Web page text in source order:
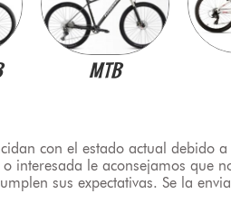
MTB
con el estado actual
interesada le aconsejamos que
sus expectativas. Se la